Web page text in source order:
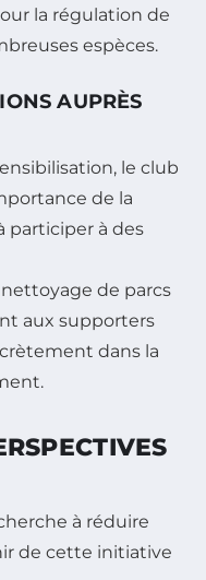
la régulation de
espèces.
AUPRÈS
le club
de la
participer à des
de parcs
aux supporters
dans la
à réduire
de cette initiative